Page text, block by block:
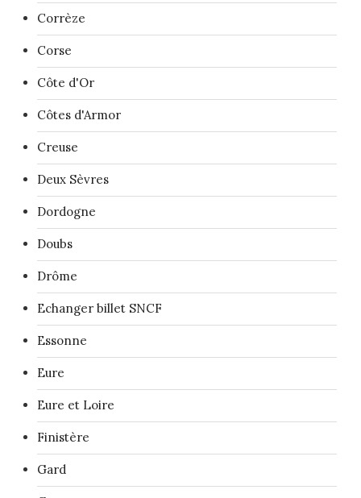
Corrèze
Corse
Côte d'Or
Côtes d'Armor
Creuse
Deux Sèvres
Dordogne
Doubs
Drôme
Echanger billet SNCF
Essonne
Eure
Eure et Loire
Finistère
Gard